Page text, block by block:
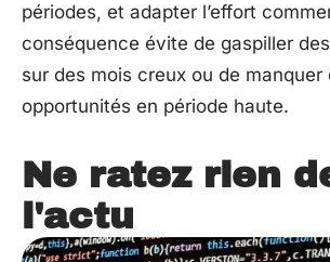
périodes, et adapter l’effort
conséquence évite de gaspiller
sur des mois creux ou de manquer
opportunités en période haute.
Ne ratez rien
l'actu